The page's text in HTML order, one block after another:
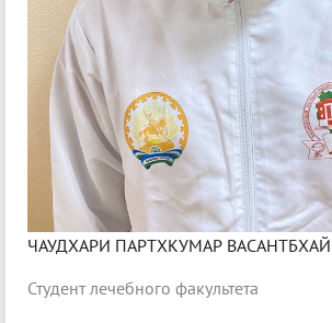
ЧАУДХАРИ ПАРТХКУМАР ВАСАНТБХАЙ
Студент лечебного факультета